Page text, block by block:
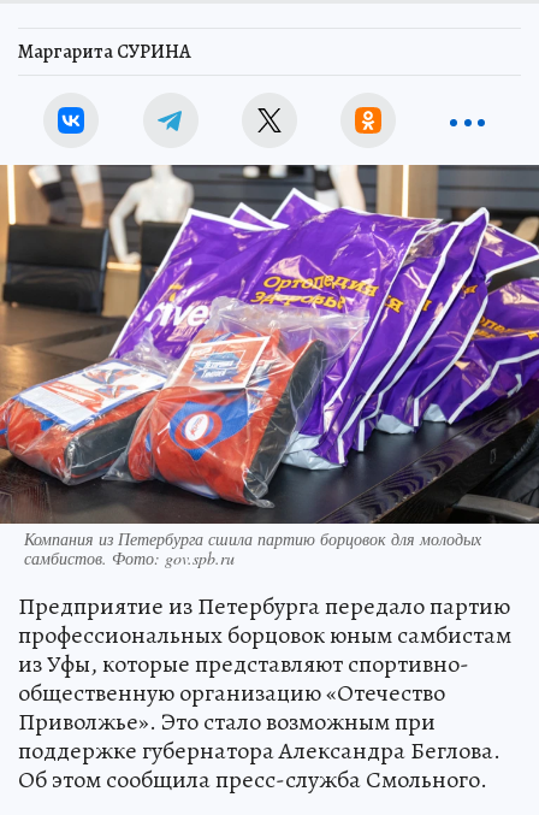
Маргарита СУРИНА
Компания из Петербурга сшила партию борцовок для молодых
самбистов. Фото: gov.spb.ru
Предприятие из Петербурга передало партию
профессиональных борцовок юным самбистам
из Уфы, которые представляют спортивно-
общественную организацию «Отечество
Приволжье». Это стало возможным при
поддержке губернатора Александра Беглова.
Об этом сообщила пресс-служба Смольного.